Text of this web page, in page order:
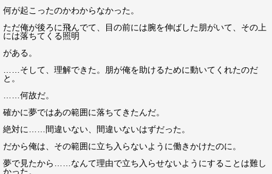
何が起こったのかわからなかった。
ただ俺が後ろに飛んでて、目の前には腕を伸ばした朋がいて、その上
には落ちてくる照明
がある。
……そして、理解できた。朋が俺を助けるために動いてくれたのだ
と。
……何故だ。
確かに夢ではあの範囲に落ちてきたんだ。
絶対に……間違いない、間違いないはずだった。
だから俺は、その範囲に立ち入らないように働きかけたのに。
夢で見たから……なんて理由で立ち入らせないようにすることは難し
かった。